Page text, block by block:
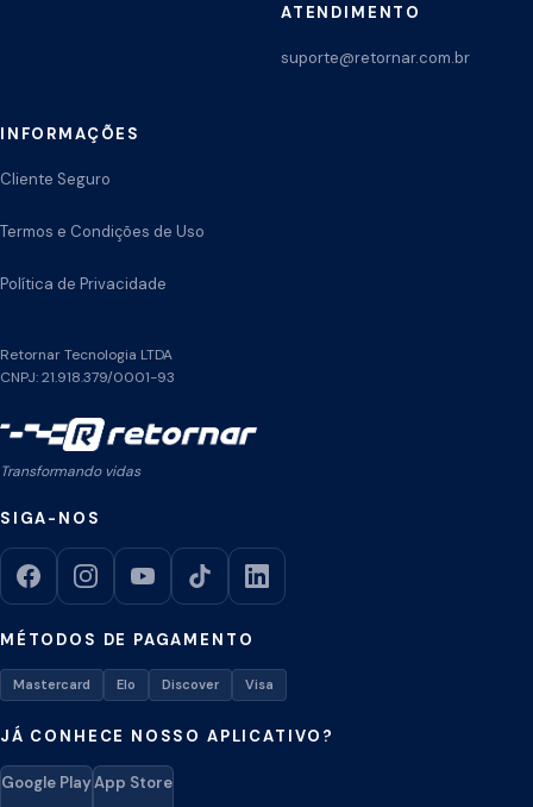
ATENDIMENTO
suporte@retornar.com.br
INFORMAÇÕES
Cliente Seguro
Termos e Condições de Uso
Política de Privacidade
Retornar Tecnologia LTDA
CNPJ: 21.918.379/0001-93
Transformando vidas
SIGA-NOS
MÉTODOS DE PAGAMENTO
Mastercard Elo Discover Visa
JÁ CONHECE NOSSO APLICATIVO?
Google PlayApp Store